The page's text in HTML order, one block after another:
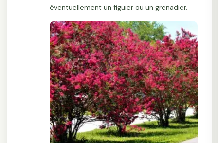
éventuellement un figuier ou un grenadier.